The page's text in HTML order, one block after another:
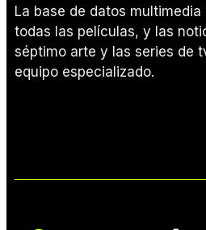
La base de datos
todas las películas, y las
séptimo arte y las series de
equipo especializado.